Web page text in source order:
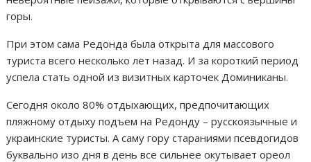
горы.
При этом сама Редонда была открыта для массового
туриста всего несколько лет назад. И за короткий период
успела стать одной из визитных карточек Доминиканы.
Сегодня около 80% отдыхающих, предпочитающих
пляжному отдыху подъем на Редонду – русскоязычные и
украинские туристы. А саму гору стараниями псевдогидов
буквально изо дня в день все сильнее окутывает ореол